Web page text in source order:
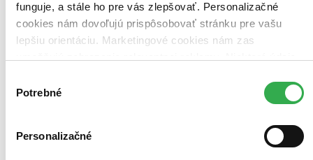
funguje, a stále ho pre vás zlepšovať. Personalizačné
cookies nám dovoľujú prispôsobovať stránku pre vašu
lepšiu orientáciu. Marketingové cookies nám zas
keby sme mohli používať všetky tieto cookies. Ďakujeme!
súhlasu
Potrebné
Personalizačné